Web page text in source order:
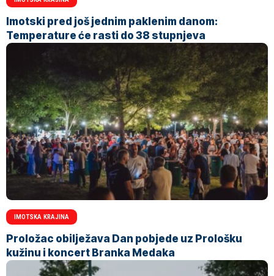
Imotski pred još jednim paklenim danom:
Temperature će rasti do 38 stupnjeva
IMOTSKA KRAJINA
Proložac obilježava Dan pobjede uz Prološku
kužinu i koncert Branka Medaka